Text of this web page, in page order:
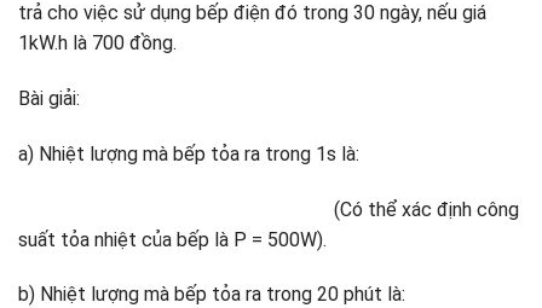
trả cho việc sử dụng bếp điện đó trong 30 ngày, nếu giá
1kW.h là 700 đồng.
Bài giải:
a) Nhiệt lượng mà bếp tỏa ra trong 1s là:
(Có thể xác định công
suất tỏa nhiệt của bếp là P = 500W).
b) Nhiệt lượng mà bếp tỏa ra trong 20 phút là: